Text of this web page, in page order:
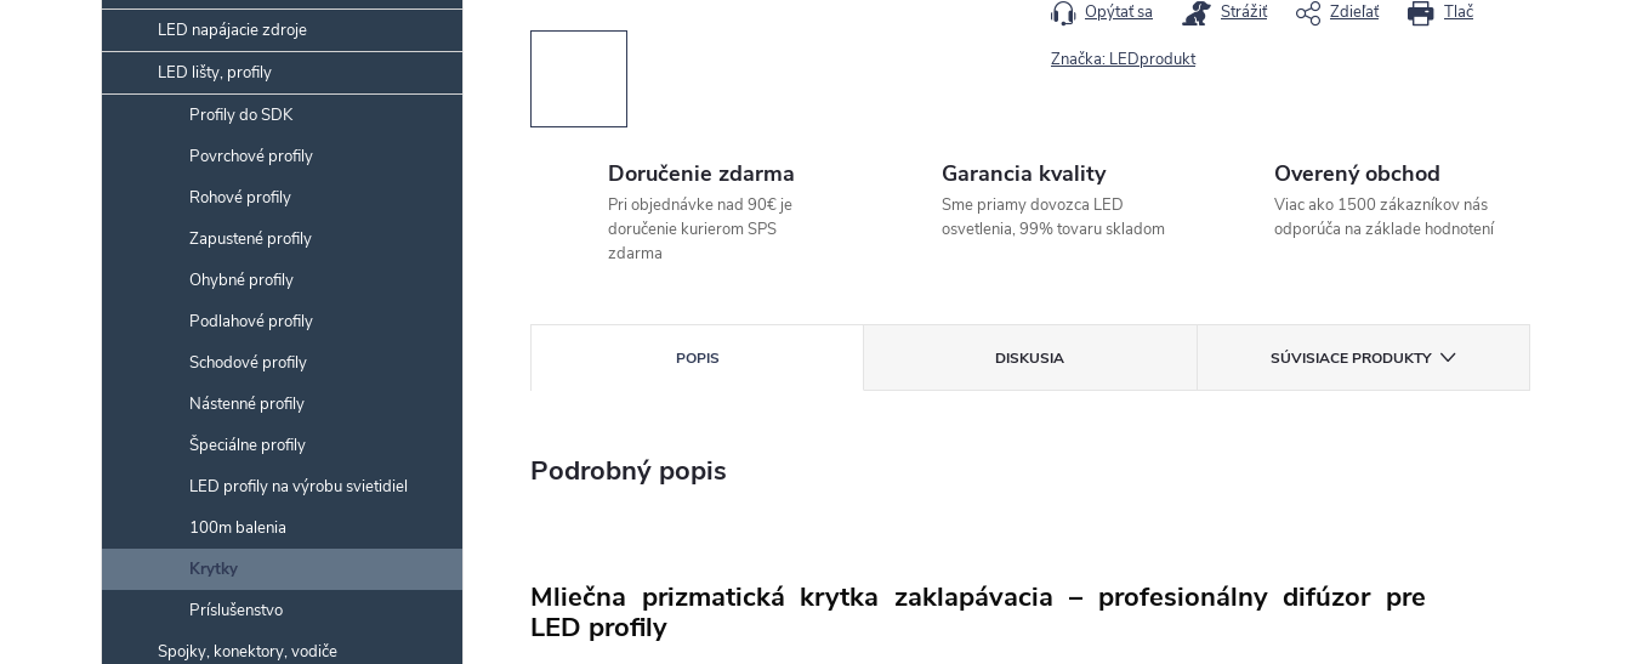
LED napájacie zdroje
LED lišty, profily
Profily do SDK
Povrchové profily
Rohové profily
Zapustené profily
Ohybné profily
Podlahové profily
Schodové profily
Nástenné profily
Špeciálne profily
LED profily na výrobu svietidiel
100m balenia
Krytky
Príslušenstvo
Spojky, konektory, vodiče
Tlač
Opýtať sa Strážiť Zdieľať
Značka: LEDprodukt
Doručenie zdarma
Pri objednávke nad 90€ je
doručenie kurierom SPS
zdarma
Garancia kvality
Sme priamy dovozca LED
osvetlenia, 99% tovaru skladom
Overený obchod
Viac ako 1500 zákazníkov nás
odporúča na základe hodnotení
POPIS DISKUSIA SÚVISIACE PRODUKTY
Podrobný popis
Mliečna prizmatická krytka zaklapávacia – profesionálny difúzor pre
LED profily